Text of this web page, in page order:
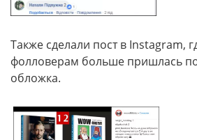
Также сделали пост в Instagram,
фолловерам больше пришлась
обложка.